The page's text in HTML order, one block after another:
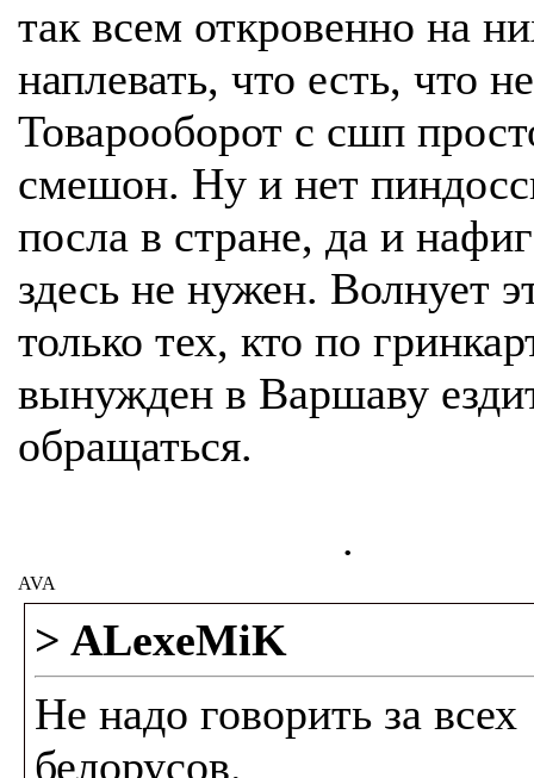
так всем откровенно на
наплевать, что есть, что
Товарооборот с сшп
смешон. Ну и нет
посла в стране, да и
здесь не нужен. Волнует
только тех, кто по
вынужден в Варшаву
обращаться.
.
AVA
> ALexeMiK
Не надо говорить за всех
белорусов.